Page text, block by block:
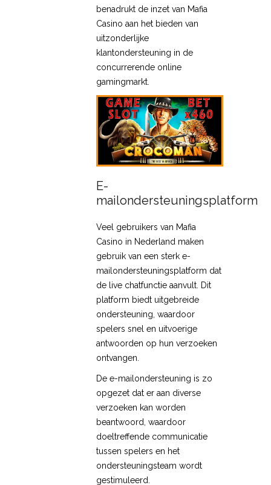
benadrukt de inzet van Mafia
Casino aan het bieden van
uitzonderlijke
klantondersteuning in de
concurrerende online
gamingmarkt.
E-
mailondersteuningsplatform
Veel gebruikers van Mafia
Casino in Nederland maken
gebruik van een sterk e-
mailondersteuningsplatform dat
de live chatfunctie aanvult. Dit
platform biedt uitgebreide
ondersteuning, waardoor
spelers snel en uitvoerige
antwoorden op hun verzoeken
ontvangen.
De e-mailondersteuning is zo
opgezet dat er aan diverse
verzoeken kan worden
beantwoord, waardoor
doeltreffende communicatie
tussen spelers en het
ondersteuningsteam wordt
gestimuleerd.